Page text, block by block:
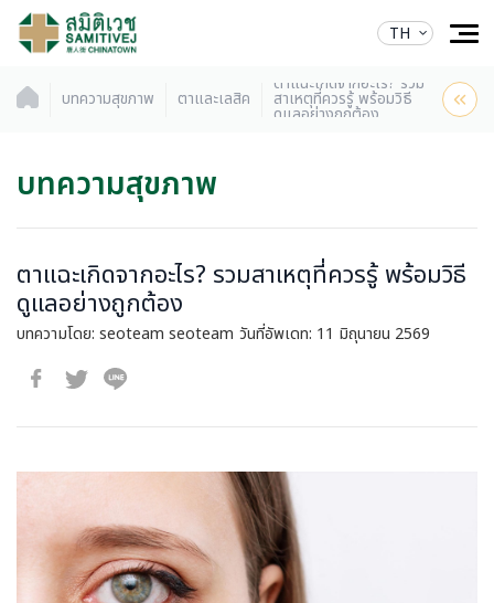
TH
บทความสุขภาพ ตาและเลสิค
ตาแฉะเกิดจากอะไร? รวม
สาเหตุที่ควรรู้ พร้อมวิธี
ดูแลอย่างถูกต้อง
บทความสุขภาพ
ตาแฉะเกิดจากอะไร? รวมสาเหตุที่ควรรู้ พร้อมวิธี
ดูแลอย่างถูกต้อง
บทความโดย: seoteam seoteam วันที่อัพเดท: 11 มิถุนายน 2569